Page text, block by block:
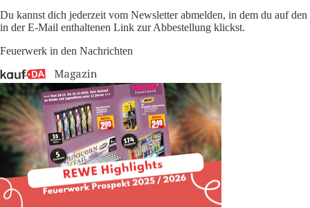
Du kannst dich jederzeit vom Newsletter abmelden, in dem du auf den
in der E-Mail enthaltenen Link zur Abbestellung klickst.
Feuerwerk in den Nachrichten